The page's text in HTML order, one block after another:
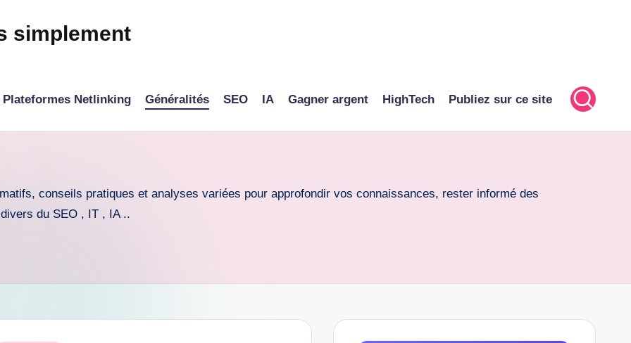
simplement
Plateformes Netlinking Généralités SEO IA Gagner argent HighTech Publiez sur ce site
conseils pratiques et analyses variées pour approfondir vos connaissances, rester informé des
du SEO , IT , IA ..